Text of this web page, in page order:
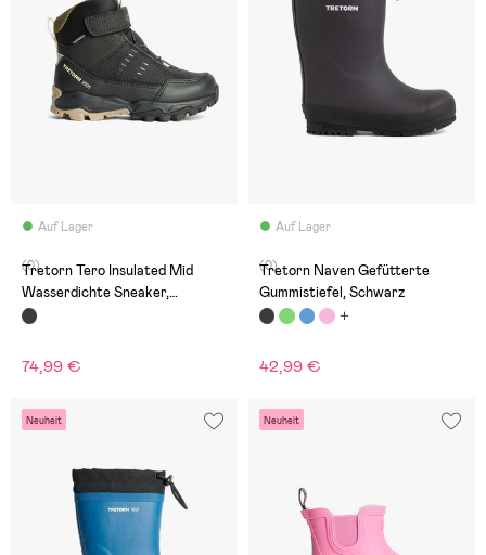
Auf Lager
(0)
Tretorn Tero Insulated Mid
Wasserdichte Sneaker,
Schwarz
74,99 €
Auf Lager
(0)
Tretorn Naven Gefütterte
Gummistiefel, Schwarz
42,99 €
Neuheit Neuheit